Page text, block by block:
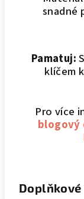
snadné
Pamatuj:
klíčem
Pro více
blogový